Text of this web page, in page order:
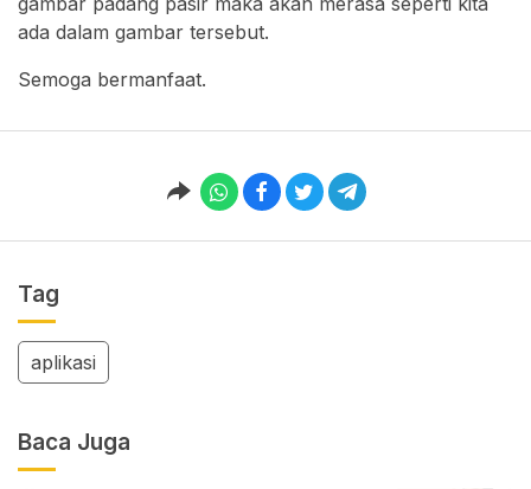
ada dalam gambar tersebut.
Semoga bermanfaat.
Tag
aplikasi
Baca Juga